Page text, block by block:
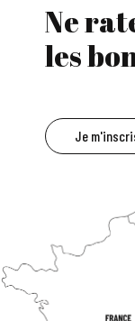
Ne
les
Je